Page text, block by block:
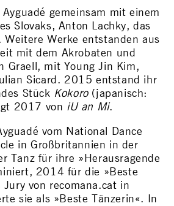
gemeinsam mit einem
Slovaks, Anton Lachky, das
Weitere Werke entstanden aus
mit dem Akrobaten und
Graell, mit Young Jin Kim,
Sicard. 2015 entstand ihr
Stück Kokoro (japanisch:
2017 von iU an Mi.
vom National Dance
in Großbritannien in der
Tanz für ihre »Herausragende
2014 für die »Beste
Jury von recomana.cat in
sie als »Beste Tänzerin«. In